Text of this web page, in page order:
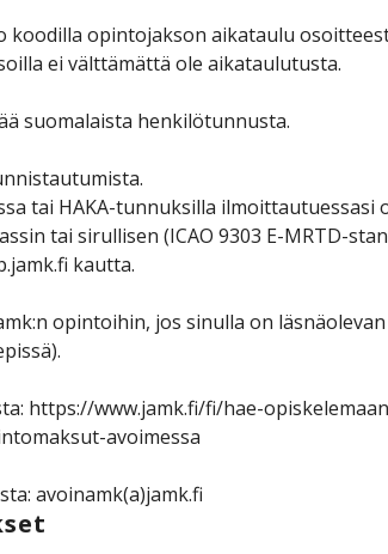
koodilla opintojakson aikataulu
ei välttämättä ole aikataulutusta.
suomalaista henkilötunnusta.
tai HAKA-tunnuksilla ilmoittautuessasi
tai sirullisen (ICAO 9303 E-MRTD-
kautta.
opintoihin, jos sinulla on
https://www.jamk.fi/fi/hae-
avoimessa
avoinamk(a)jamk.fi